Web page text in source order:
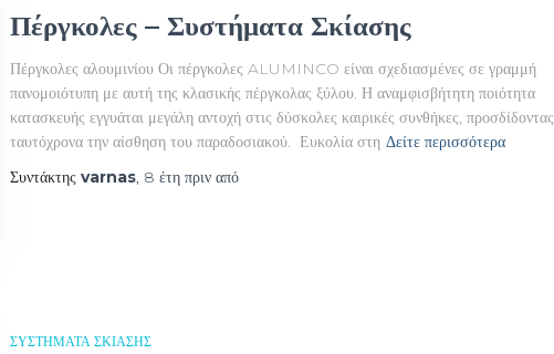
Πέργκολες – Συστήματα Σκίασης
Πέργκολες αλουμινίου Οι πέργκολες ALUMINCO είναι σχεδιασμένες σε γραμμή
πανομοιότυπη με αυτή της κλασικής πέργκολας ξύλου. Η αναμφισβήτητη ποιότητα
κατασκευής εγγυάται μεγάλη αντοχή στις δύσκολες καιρικές συνθήκες, προσδίδοντας
ταυτόχρονα την αίσθηση του παραδοσιακού. Ευκολία στη Δείτε περισσότερα
Συντάκτης varnas, 8 έτηπριν από
ΣΥΣΤΉΜΑΤΑ ΣΚΊΑΣΗΣ